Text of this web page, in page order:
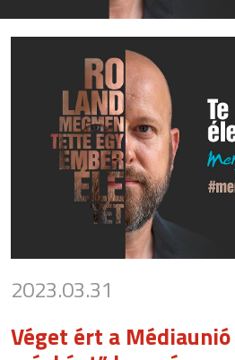
2023.03.31
Véget ért a